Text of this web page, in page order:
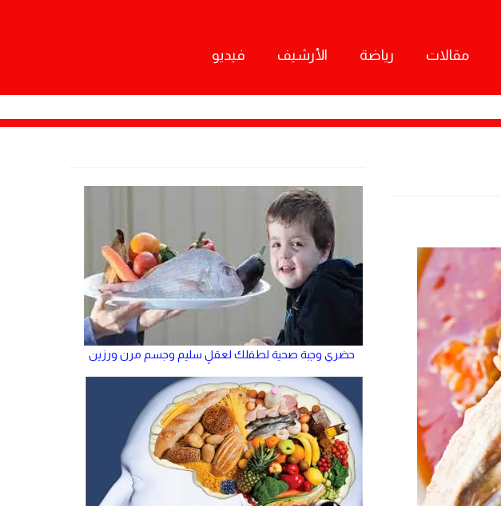
مقالات رياضة الأرشيف فيديو
حضري وجبة صحية لطفلك لعقلٍ سليم وجسم مرن ورزين